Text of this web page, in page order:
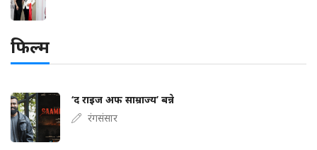
फिल्म
‘द राइज अफ साम्राज्य’ बन्ने
रंगसंसार